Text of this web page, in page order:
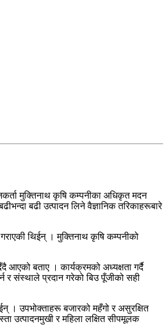
मुक्तिनाथ कृषि कम्पनीका अधिकृत मदन
बढी उत्पादन लिने वैज्ञानिक तरिकाहरूबारे
थिईन् । मुक्तिनाथ कृषि कम्पनीको
बताए । कार्यक्रमको अध्यक्षता गर्दै
र संस्थाले प्रदान गरेको बिउ पूँजीको सही
। उपभोक्ताहरू बजारको महँगो र असुरक्षित
उत्पादनमुखी र महिला लक्षित सीपमूलक